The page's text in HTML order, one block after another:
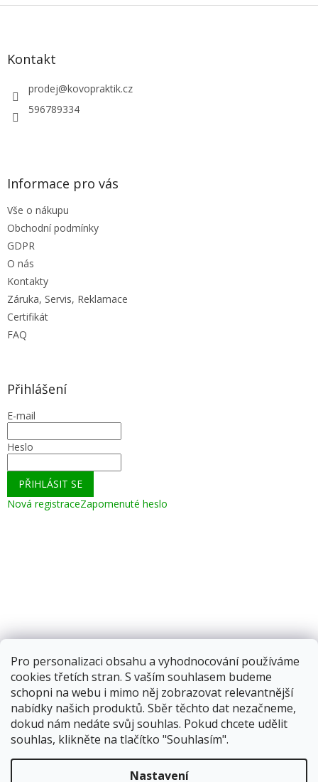
Pro personalizaci obsahu a vyhodnocování používáme
cookies třetích stran. S vaším souhlasem budeme
schopni na webu i mimo něj zobrazovat relevantnější
nabídky našich produktů. Sběr těchto dat nezačneme,
dokud nám nedáte svůj souhlas. Pokud chcete udělit
souhlas, klikněte na tlačítko "Souhlasím".
Nastavení
v
Z
Kontakt
prodej@kovopraktik.cz
596789334
Informace pro vás
Vše o nákupu
Obchodní podmínky
GDPR
O nás
Kontakty
Záruka, Servis, Reklamace
Certifikát
FAQ
Přihlášení
E-mail
Heslo
PŘIHLÁSIT SE
Nová registraceZapomenuté heslo